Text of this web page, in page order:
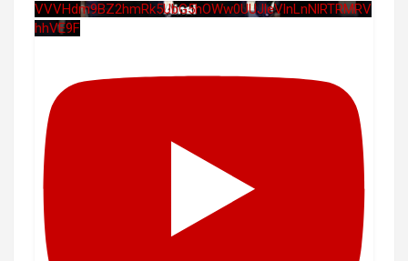
VVVHdm9BZ2hmRk5UbG5hOWw0UUJleVlnLnNlRTRMRV
hhVE9F